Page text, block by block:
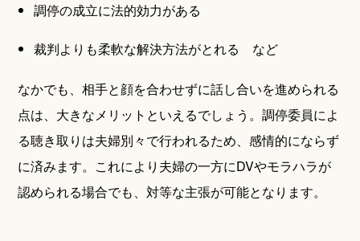
調停の成立に法的効力がある
裁判よりも柔軟な解決方法がとれる など
なかでも、相手と顔を合わせずに話し合いを進められる
点は、大きなメリットといえるでしょう。調停委員によ
る聴き取りは夫婦別々で行われるため、感情的にならず
に済みます。これにより夫婦の一方にDVやモラハラが
認められる場合でも、対等な主張が可能となります。